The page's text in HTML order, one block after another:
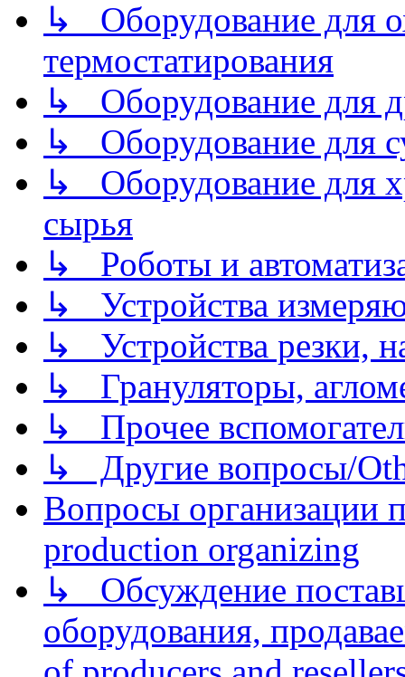
↳ Оборудование для
термостатирования
↳ Оборудование для
↳ Оборудование для
↳ Оборудование для
сырья
↳ Роботы и
↳ Устройства
↳ Устройства резки,
↳ Грануляторы,
↳ Прочее
↳ Другие вопросы/
Вопросы организации
production organizing
↳ Обсуждение
оборудования,